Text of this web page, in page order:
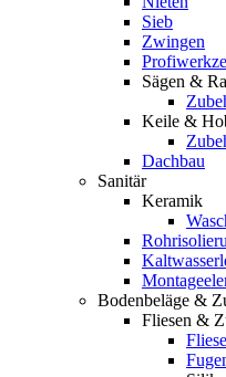
Sieb
Zwingen
Sägen &
Keile &
Dachbau
Sanitär
Keramik
Bodenbeläge &
Fliesen &